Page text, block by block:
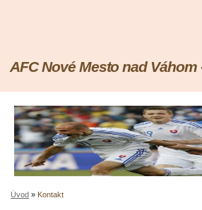
AFC Nové Mesto nad Váhom
Úvod » Kontakt